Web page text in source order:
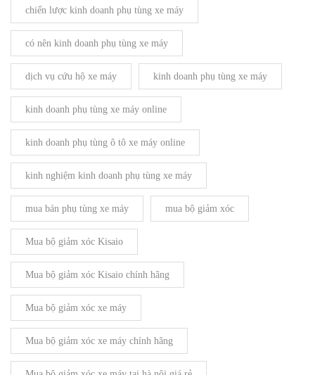
chiến lược kinh doanh phụ tùng xe máy
có nên kinh doanh phụ tùng xe máy
dịch vụ cứu hộ xe máy kinh doanh phụ tùng xe máy
kinh doanh phụ tùng xe máy online
kinh doanh phụ tùng ô tô xe máy online
kinh nghiệm kinh doanh phụ tùng xe máy
mua bán phụ tùng xe máy mua bộ giảm xóc
Mua bộ giảm xóc Kisaio
Mua bộ giảm xóc Kisaio chính hãng
Mua bộ giảm xóc xe máy
Mua bộ giảm xóc xe máy chính hãng